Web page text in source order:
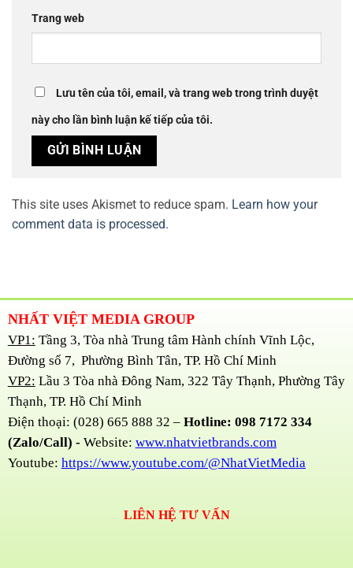
Trang web
Lưu tên của tôi, email, và trang web trong trình duyệt
này cho lần bình luận kế tiếp của tôi.
This site uses Akismet to reduce spam. Learn how your
comment data is processed.
NHẤT VIỆT MEDIA GROUP
VP1: Tầng 3, Tòa nhà Trung tâm Hành chính Vĩnh Lộc,
Đường số 7, Phường Bình Tân, TP. Hồ Chí Minh
VP2: Lầu 3 Tòa nhà Đông Nam, 322 Tây Thạnh, Phường Tây
Thạnh, TP. Hồ Chí Minh
Điện thoại: (028) 665 888 32 – Hotline: 098 7172 334
(Zalo/Call) - Website: www.nhatvietbrands.com
Youtube: https://www.youtube.com/@NhatVietMedia
LIÊN HỆ TƯ VẤN